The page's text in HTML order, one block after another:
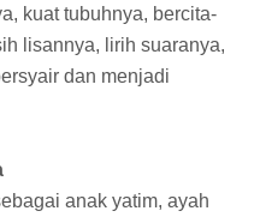
kuat tubuhnya, bercita-
lisannya, lirih suaranya,
dan menjadi
anak yatim, ayah